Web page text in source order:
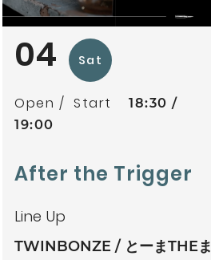
04 Sat
Open Start
18:30
19:00
After the Trigger
Line Up
TWINBONZE
とーまTHEま